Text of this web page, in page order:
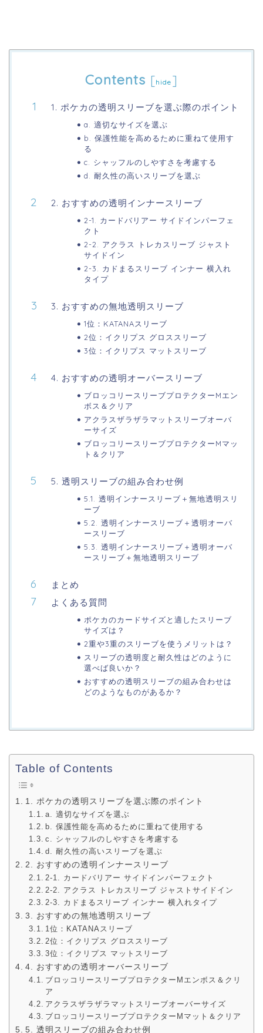
Contents [hide ]
1. ポケカの透明スリーブを選ぶ際のポイント
a. 適切なサイズを選ぶ
b. 保護性能を高めるために重ねて使用す
る
c. シャッフルのしやすさを考慮する
d. 耐久性の高いスリーブを選ぶ
2. おすすめの透明インナースリーブ
2-1. カードバリアー サイドインパーフェ
クト
2-2. アクラス トレカスリーブ ジャスト
サイドイン
2-3. カドまるスリーブ インナー 横入れ
タイプ
3. おすすめの無地透明スリーブ
1位：KATANAスリーブ
2位：イクリプス グロススリーブ
3位：イクリプス マットスリーブ
4. おすすめの透明オーバースリーブ
ブロッコリースリーブプロテクターMエン
ボス＆クリア
アクラスザラザラマットスリーブオーバ
ーサイズ
ブロッコリースリーブプロテクターMマッ
ト＆クリア
5. 透明スリーブの組み合わせ例
5.1. 透明インナースリーブ＋無地透明スリ
ーブ
5.2. 透明インナースリーブ＋透明オーバ
ースリーブ
5.3. 透明インナースリーブ＋透明オーバ
ースリーブ＋無地透明スリーブ
まとめ
よくある質問
ポケカのカードサイズと適したスリーブ
サイズは？
2重や3重のスリーブを使うメリットは？
スリーブの透明度と耐久性はどのように
選べば良いか？
おすすめの透明スリーブの組み合わせは
どのようなものがあるか？
Table of Contents
1. ポケカの透明スリーブを選ぶ際のポイント
a. 適切なサイズを選ぶ
b. 保護性能を高めるために重ねて使用する
c. シャッフルのしやすさを考慮する
d. 耐久性の高いスリーブを選ぶ
2. おすすめの透明インナースリーブ
2-1. カードバリアー サイドインパーフェクト
2-2. アクラス トレカスリーブ ジャストサイドイン
2-3. カドまるスリーブ インナー 横入れタイプ
3. おすすめの無地透明スリーブ
1位：KATANAスリーブ
2位：イクリプス グロススリーブ
3位：イクリプス マットスリーブ
4. おすすめの透明オーバースリーブ
ブロッコリースリーブプロテクターMエンボス＆クリ
ア
アクラスザラザラマットスリーブオーバーサイズ
ブロッコリースリーブプロテクターMマット＆クリア
5. 透明スリーブの組み合わせ例